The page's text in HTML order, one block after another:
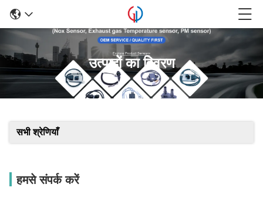
उत्पादों का विवरण
सभी श्रेणियाँ
हमसे संपर्क करें